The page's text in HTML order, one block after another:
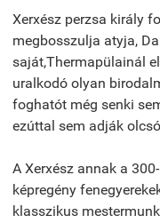
Xerxész perzsa király
megbosszulja atyja,
saját,Thermapülainál
uralkodó olyan
foghatót még senki
ezúttal sem adják
A Xerxész annak a
képregény
klasszikus